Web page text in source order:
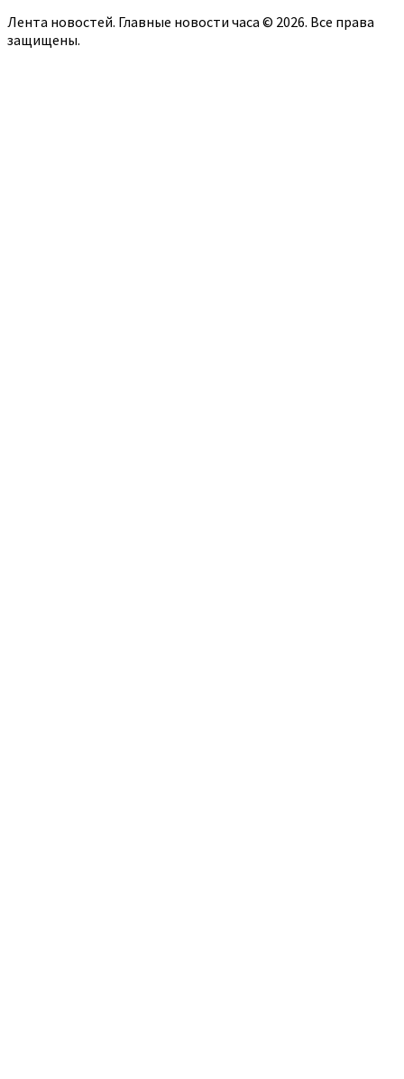
Лента новостей. Главные новости часа © 2026. Все права
защищены.